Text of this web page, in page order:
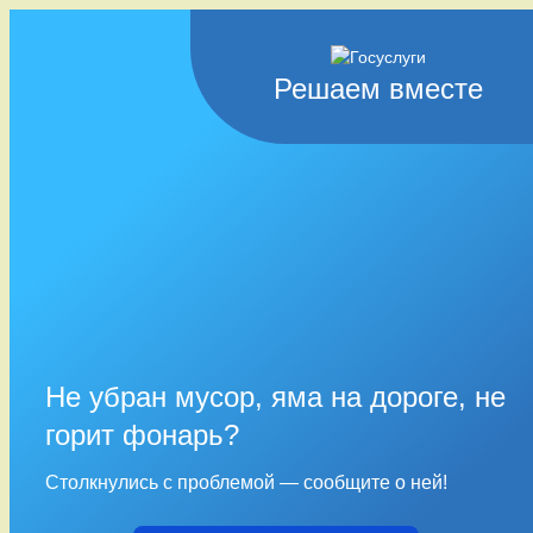
Решаем вместе
Не убран мусор, яма на дороге, не
горит фонарь?
Столкнулись с проблемой — сообщите о ней!